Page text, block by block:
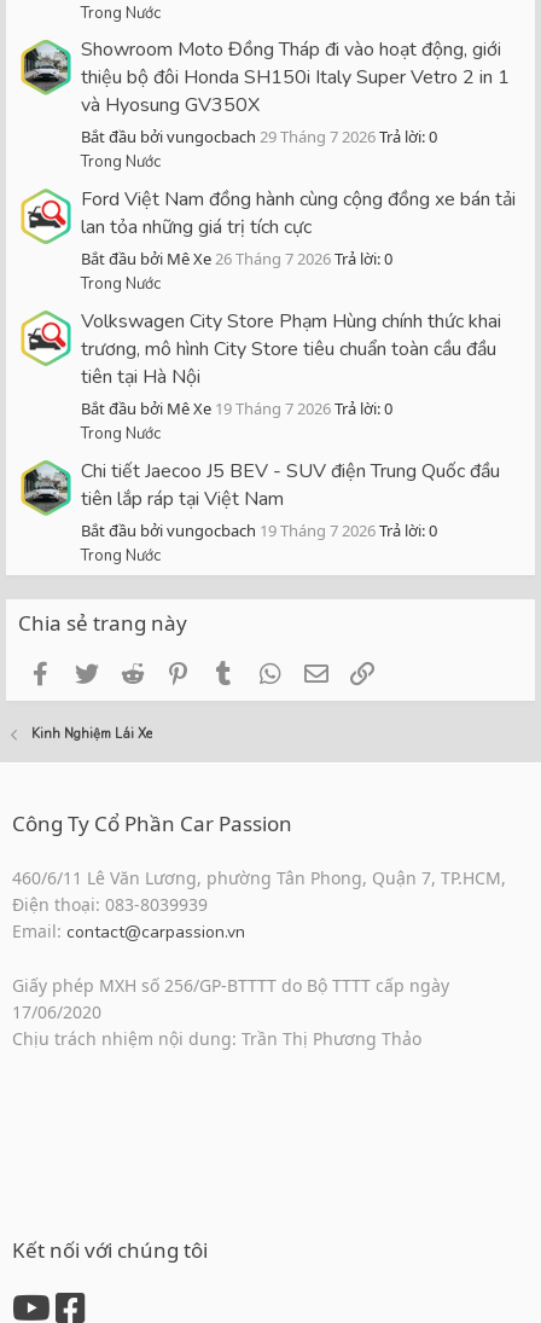
Trong Nước
Showroom Moto Đồng Tháp đi vào hoạt động, giới
thiệu bộ đôi Honda SH150i Italy Super Vetro 2 in 1
và Hyosung GV350X
Bắt đầu bởi vungocbach 29 Tháng 7 2026Trả lời: 0
Trong Nước
Ford Việt Nam đồng hành cùng cộng đồng xe bán tải
lan tỏa những giá trị tích cực
Bắt đầu bởi Mê Xe26 Tháng 7 2026Trả lời: 0
Trong Nước
Volkswagen City Store Phạm Hùng chính thức khai
trương, mô hình City Store tiêu chuẩn toàn cầu đầu
tiên tại Hà Nội
Bắt đầu bởi Mê Xe 19 Tháng 7 2026Trả lời: 0
Trong Nước
Chi tiết Jaecoo J5 BEV - SUV điện Trung Quốc đầu
tiên lắp ráp tại Việt Nam
Bắt đầu bởi vungocbach 19 Tháng 7 2026Trả lời: 0
Trong Nước
Chia sẻ trang này
FacebookTwitterReddit PinterestTumblrWhatsApp
Email
Kinh Nghiệm Lái Xe
Công Ty Cổ Phần Car Passion
460/6/11 Lê Văn Lương, phường Tân Phong, Quận 7, TP.HCM,
Điện thoại: 083-8039939
Email: contact@carpassion.vn
Giấy phép MXH số 256/GP-BTTTT do Bộ TTTT cấp ngày
17/06/2020
Chịu trách nhiệm nội dung: Trần Thị Phương Thảo
Kết nối với chúng tôi